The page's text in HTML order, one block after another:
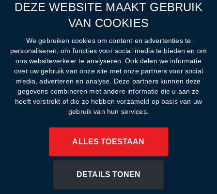
DEZE WEBSITE MAAKT GEBRUIK
VAN COOKIES
We gebruiken cookies om content en advertenties te
personaliseren, om functies voor social media te bieden en om
ons websiteverkeer te analyseren. Ook delen we informatie
over uw gebruik van onze site met onze partners voor social
media, adverteren en analyse. Deze partners kunnen deze
gegevens combineren met andere informatie die u aan ze
heeft verstrekt of die ze hebben verzameld op basis van uw
gebruik van hun services.
ALLES TOESTAAN
DETAILS TONEN
Cookies
Film1 tv-providers
Ondersteunde apparaten
Joop van den Endeplein 1
© 2025 Alle rechten voorbehouden